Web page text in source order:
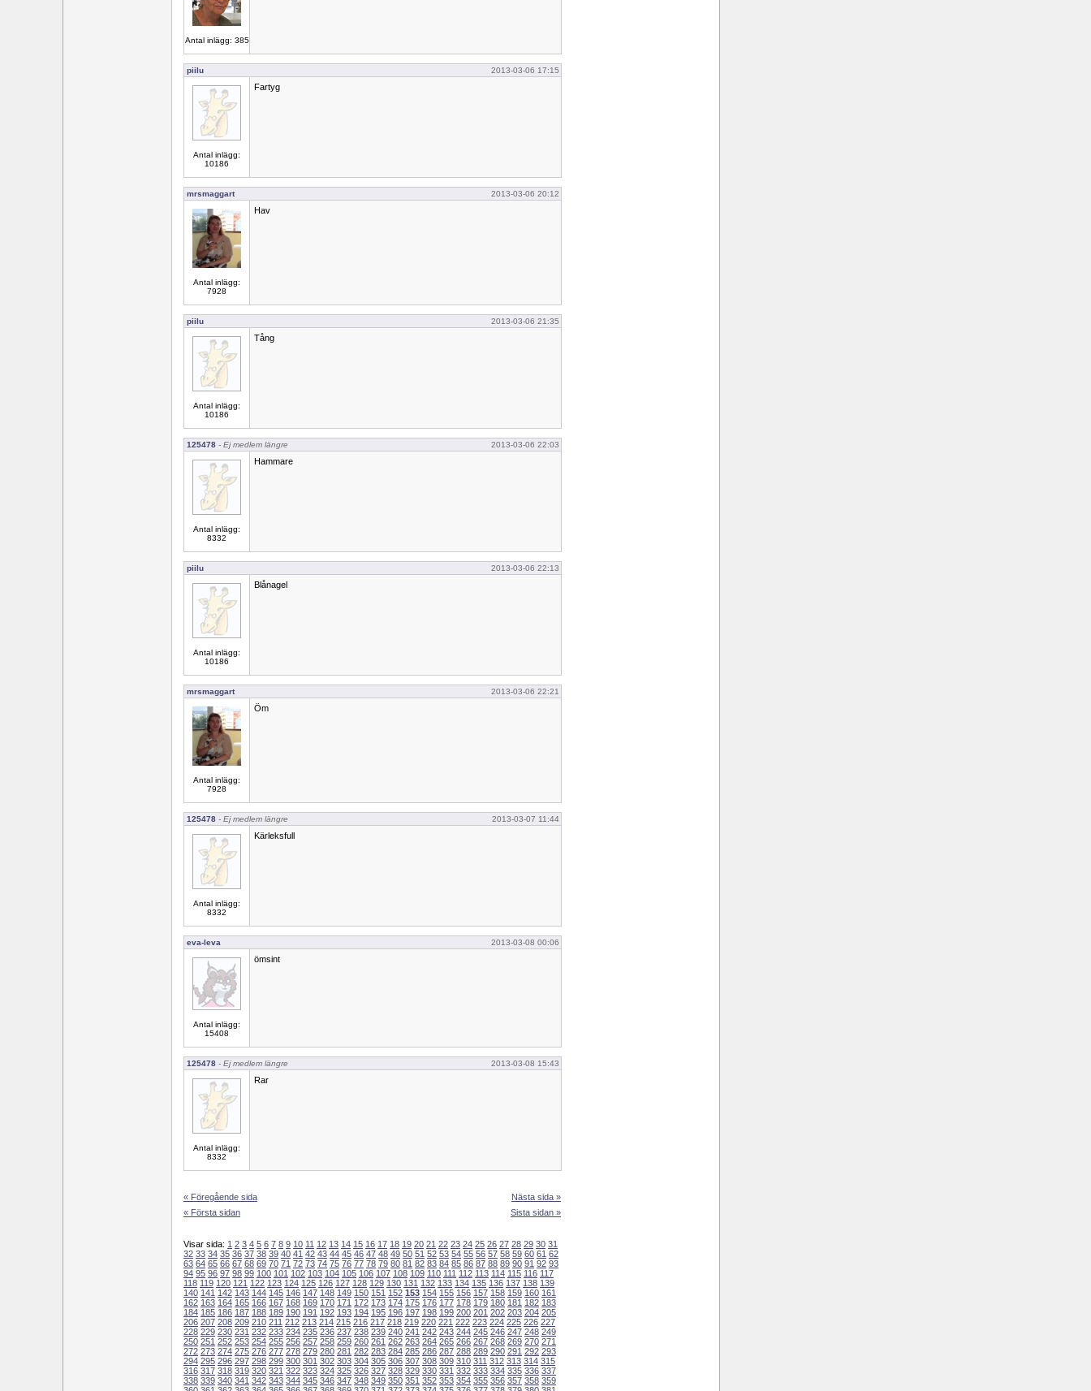
Antal inlägg: 385
piilu 2013-03-06 17:15
Antal inlägg:
10186
Fartyg
mrsmaggart 2013-03-06 20:12
Antal inlägg:
7928
Hav
piilu 2013-03-06 21:35
Antal inlägg:
10186
Tång
125478 - Ej medlem längre 2013-03-06 22:03
Antal inlägg:
8332
Hammare
piilu 2013-03-06 22:13
Antal inlägg:
10186
Blånagel
mrsmaggart 2013-03-06 22:21
Antal inlägg:
7928
Öm
125478 - Ej medlem längre 2013-03-07 11:44
Antal inlägg:
8332
Kärleksfull
eva-leva 2013-03-08 00:06
Antal inlägg:
15408
ömsint
125478 - Ej medlem längre 2013-03-08 15:43
Antal inlägg:
8332
Rar
« Föregående sida
« Första sidan
Nästa sida »
Sista sidan »
Visar sida: 1 2 3 4 5 6 7 8 9 10 11 12 13 14 15 16 17 18 19 20 21 22 23 24 25 26 27 28 29 30 31
32 33 34 35 36 37 38 39 40 41 42 43 44 45 46 47 48 49 50 51 52 53 54 55 56 57 58 59 60 61 62
63 64 65 66 67 68 69 70 71 72 73 74 75 76 77 78 79 80 81 82 83 84 85 86 87 88 89 90 91 92 93
94 95 96 97 98 99 100 101 102 103 104 105 106 107 108 109 110 111 112 113 114 115 116 117
118 119 120 121 122 123 124 125 126 127 128 129 130 131 132 133 134 135 136 137 138 139
140 141 142 143 144 145 146 147 148 149 150 151 152 153 154 155 156 157 158 159 160 161
162 163 164 165 166 167 168 169 170 171 172 173 174 175 176 177 178 179 180 181 182 183
184 185 186 187 188 189 190 191 192 193 194 195 196 197 198 199 200 201 202 203 204 205
206 207 208 209 210 211 212 213 214 215 216 217 218 219 220 221 222 223 224 225 226 227
228 229 230 231 232 233 234 235 236 237 238 239 240 241 242 243 244 245 246 247 248 249
250 251 252 253 254 255 256 257 258 259 260 261 262 263 264 265 266 267 268 269 270 271
272 273 274 275 276 277 278 279 280 281 282 283 284 285 286 287 288 289 290 291 292 293
294 295 296 297 298 299 300 301 302 303 304 305 306 307 308 309 310 311 312 313 314 315
316 317 318 319 320 321 322 323 324 325 326 327 328 329 330 331 332 333 334 335 336 337
338 339 340 341 342 343 344 345 346 347 348 349 350 351 352 353 354 355 356 357 358 359